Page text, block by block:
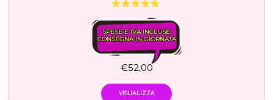
SPESE E IVA INCLUSE.
CONSEGNA IN GIORNATA
€52,00
VISUALIZZA